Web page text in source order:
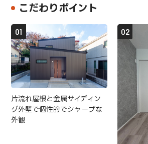
こだわりポイント
片流れ屋根と金属サイディン
グ外壁で個性的でシャープな
外観